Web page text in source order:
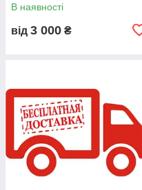
В наявності
від 3 000 ₴